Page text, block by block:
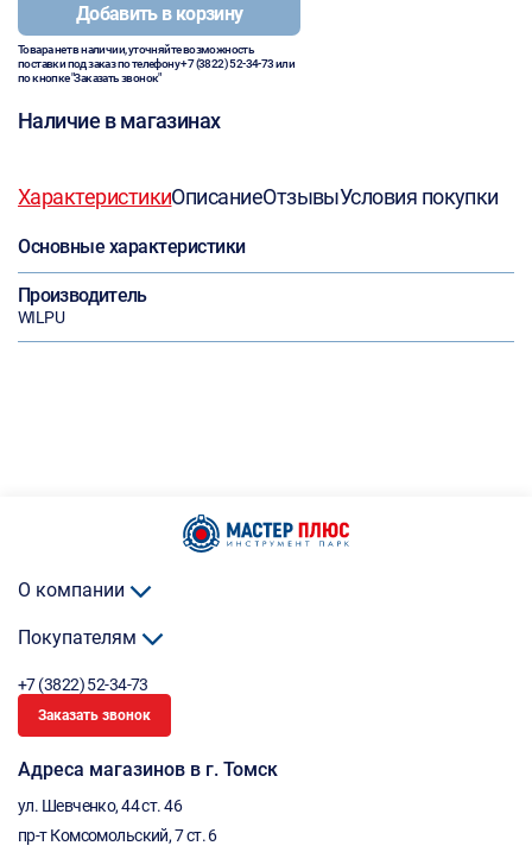
Добавить в корзину
Товара нет в наличии, уточняйте возможность
поставки под заказ по телефону+7 (3822) 52-34-73или
по кнопке "Заказать звонок"
Наличие в магазинах
ХарактеристикиОписаниеОтзывыУсловия покупки
Основные характеристики
Производитель
WILPU
О компании
Покупателям
+7 (3822) 52-34-73
Заказать звонок
Адреса магазинов в г. Томск
ул. Шевченко, 44 ст. 46
пр-т Комсомольский, 7 ст. 6